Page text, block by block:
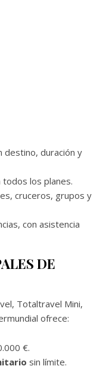
destino, duración y
los planes.
cruceros, grupos y
con asistencia
DE
Totaltravel Mini,
ofrece:
€.
sin límite.